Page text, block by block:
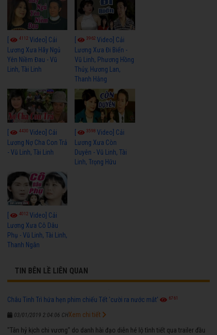
4112 Video] Cải
Lương Xưa Hãy Ngủ
Yên Niềm Đau - Vũ
Linh, Tài Linh
3962Video] Cải
Lương Xưa Đi Biển -
Vũ Linh, Phương Hồng
Thủy, Hương Lan,
Thanh Hằng
4430 Video] Cải
Lương Nợ Cha Con Trả
- Vũ Linh, Tài Linh
3598Video] Cải
Lương Xưa Còn
Duyên - Vũ Linh, Tài
Linh, Trọng Hữu
[ 4012 Video] Cải
Lương Xưa Cô Dâu
Phụ - Vũ Linh, Tài Linh,
Thanh Ngân
TIN BÊN LỀ LIÊN QUAN
Châu Tinh Trì hứa hẹn phim chiếu Tết 'cười ra nước mắt' 6761
03/01/2019 2:04:06 CH
"Tân hỷ kịch chi vương" do danh hài đạo diễn hé lộ tình tiết qua trailer đầu
Xem chi tiết